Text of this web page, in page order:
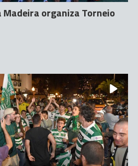
Madeira organiza Torneio